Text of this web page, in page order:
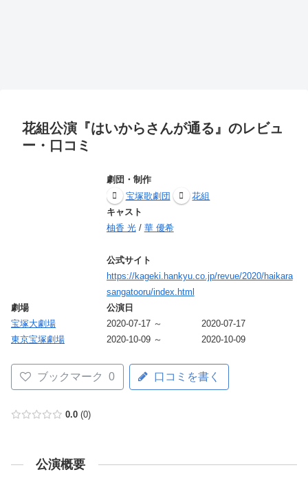
花組公演『はいからさんが通る』のレビュ
ー・口コミ
劇団・制作
宝塚歌劇団
花組
キャスト
柚香 光/ 華 優希
公式サイト
https://kageki.hankyu.co.jp/revue/2020/haikara
sangatooru/index.html
劇場
宝塚大劇場
東京宝塚劇場
公演日
2020-07-17 ～
2020-10-09 ～
2020-07-17
2020-10-09
ブックマーク 0 口コミを書く
0.0 0
公演概要